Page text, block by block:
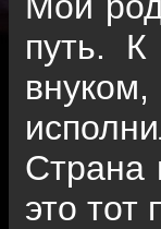
путь.
Страна
это тот